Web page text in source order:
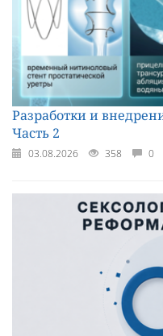
Разработки и
Часть 2
03.08.2026 358 0